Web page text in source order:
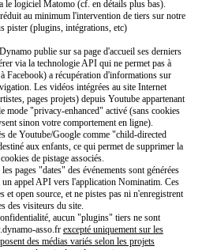
le logiciel Matomo (cf. en détails plus bas).
au minimum l'intervention de tiers sur notre
pister (plugins, intégrations, etc)
publie sur sa page d'accueil ses derniers
via la technologie API qui ne permet pas à
Facebook) a récupération d'informations sur
Les vidéos intégrées au site Internet
pages projets) depuis Youtube appartenant
mode "privacy-enhanced" activé (sans cookies
sinon votre comportement en ligne).
de Youtube/Google comme "child-directed
aux enfants, ce qui permet de supprimer la
de pistage associés.
pages "dates" des événements sont générées
appel API vers l'application Nominatim. Ces
et open source, et ne pistes pas ni n'enregistrent
des visiteurs du site.
aucun "plugins" tiers ne sont
asso.fr excepté uniquement sur les
des médias variés selon les projets